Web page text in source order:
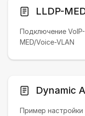
LLDP-
Подключение
MED/Voice-VLAN
Dynamic
Пример настройки